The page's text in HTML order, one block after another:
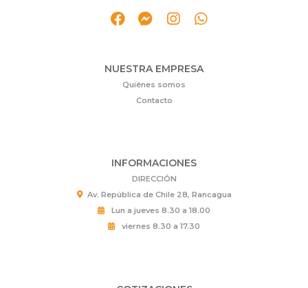
NUESTRA EMPRESA
Quiénes somos
Contacto
INFORMACIONES
DIRECCIÓN
Av. República de Chile 28, Rancagua
Lun a jueves 8.30 a 18.00
viernes 8.30 a 17.30